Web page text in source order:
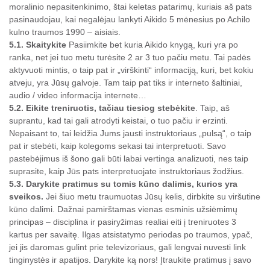
moralinio nepasitenkinimo, štai keletas patarimų, kuriais aš pats
pasinaudojau, kai negalėjau lankyti Aikido 5 mėnesius po Achilo
kulno traumos 1990 – aisiais.
5.1. Skaitykite Pasiimkite bet kuria Aikido knygą, kuri yra po
ranka, net jei tuo metu turėsite 2 ar 3 tuo pačiu metu. Tai padės
aktyvuoti mintis, o taip pat ir „virškinti“ informaciją, kuri, bet kokiu
atveju, yra Jūsų galvoje. Tam taip pat tiks ir interneto šaltiniai,
audio / video informacija internete…
5.2. Eikite treniruotis, tačiau tiesiog stebėkite. Taip, aš
suprantu, kad tai gali atrodyti keistai, o tuo pačiu ir erzinti.
Nepaisant to, tai leidžia Jums jausti instruktoriaus „pulsą“, o taip
pat ir stebėti, kaip kolegoms sekasi tai interpretuoti. Savo
pastebėjimus iš šono gali būti labai vertinga analizuoti, nes taip
suprasite, kaip Jūs pats interpretuojate instruktoriaus žodžius.
5.3. Darykite pratimus su tomis kūno dalimis, kurios yra
sveikos. Jei šiuo metu traumuotas Jūsų kelis, dirbkite su viršutine
kūno dalimi. Dažnai pamirštamas vienas esminis užsiėmimų
principas – disciplina ir pasiryžimas realiai eiti į treniruotes 3
kartus per savaitę. Ilgas atsistatymo periodas po traumos, ypač,
jei jis daromas gulint prie televizoriaus, gali lengvai nuvesti link
tinginystės ir apatijos. Darykite ką nors! Įtraukite pratimus į savo